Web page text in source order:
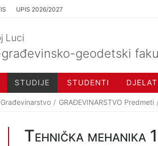
UPIS 2026/2027
Luci
geodetski
STUDIJE STUDENTI
Građevinarstvo GRAĐEVINARSTVO Predmeti
Tehnička mehanika 1